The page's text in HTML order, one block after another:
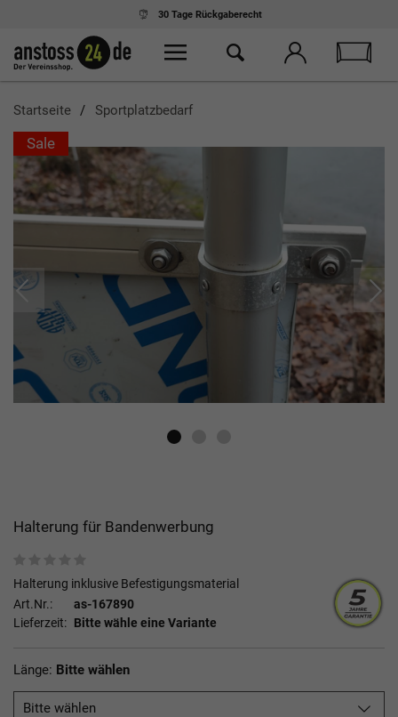
30 Tage Rückgaberecht
Startseite Sportplatzbedarf
Sale
Halterung für Bandenwerbung
Halterung inklusive Befestigungsmaterial
Art.Nr.:
as-167890
Lieferzeit: Bitte wähle eine Variante
Länge: Bitte wählen
Bitte wählen